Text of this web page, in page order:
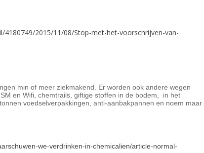
2015/11/08/Stop-met-het-voorschrijven-van-
min of meer ziekmakend. Er worden ook andere wegen
en Wifi, chemtrails, giftige stoffen in de bodem, in het
voedselverpakkingen, anti-aanbakpannen en noem maar
we-verdrinken-in-chemicalien/article-normal-